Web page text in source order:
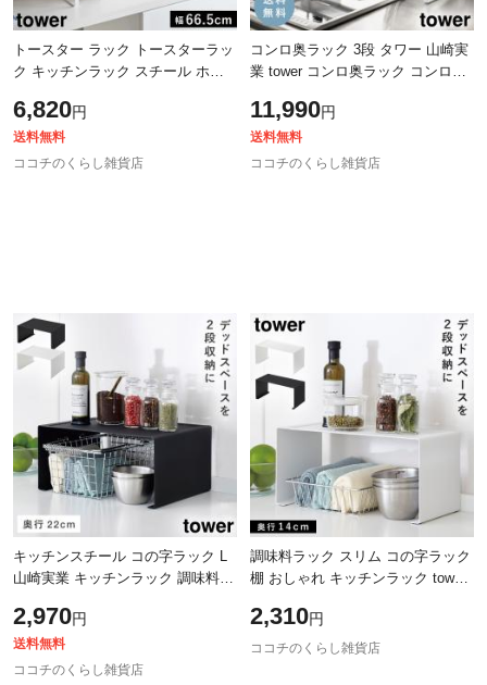
トースター ラック トースターラッ
ク キッチンラック スチール ホワ
コーヒーメーカー 鍋 お鍋 なべ
6,820円
送料無料
ココチのくらし雑貨店
コンロ奥ラック 3段 タワー 山崎実
業 tower コンロ奥ラック コンロ奥
ノトーン ホワイト ブラック 3593
11,990円
送料無料
ココチのくらし雑貨店
キッチンスチール コの字ラック L
山崎実業 キッチンラック 調味料ラ
キッチン収納 ディッシュラック
2,970円
送料無料
ココチのくらし雑貨店
調味料ラック スリム コの字ラック
棚 おしゃれ キッチンラック tower
コの字ラック タワー 白い 黒 山
2,310円
ココチのくらし雑貨店